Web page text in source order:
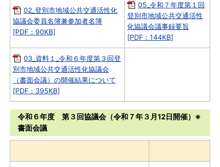
02_登別市地域公共交通活性化
協議会委員名簿兼参加者名簿
[PDF：90KB]
05_令和７年度第１回
登別市地域公共交通活性
化協議会議事録要旨
[PDF：144KB]
03_資料１_令和６年度第３回登
別市地域公共交通活性化協議会
（書面会議）の開催結果について
[PDF：395KB]
令和６年度 第３回協議会（令和７年３月12日開催）※
書面会議